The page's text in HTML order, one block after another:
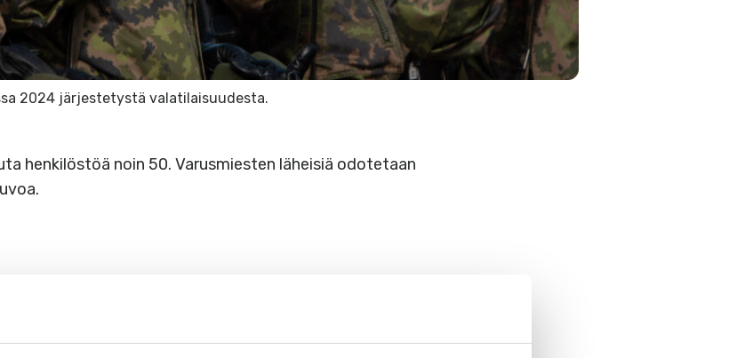
2024 järjestetystä valatilaisuudesta.
henkilöstöä noin 50. Varusmiesten läheisiä odotetaan
(Vistantie 61)